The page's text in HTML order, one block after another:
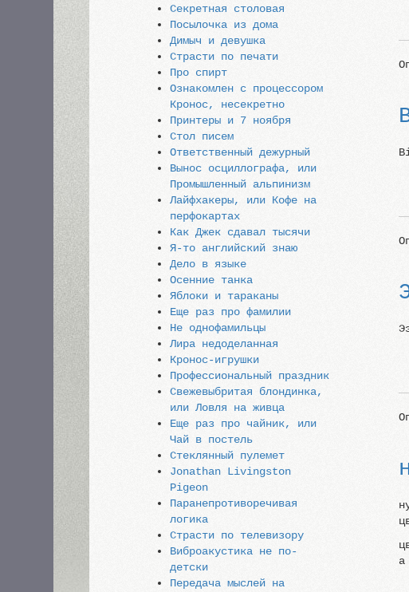
Секретная столовая
Посылочка из дома
Димыч и девушка
Страсти по печати
Про спирт
Ознакомлен с процессором
Кронос, несекретно
Принтеры и 7 ноября
Стол писем
Ответственный дежурный
Вынос осциллографа, или
Промышленный альпинизм
Лайфхакеры, или Кофе на
перфокартах
Как Джек сдавал тысячи
Я-то английский знаю
Дело в языке
Осенние танка
Яблоки и тараканы
Еще раз про фамилии
Не однофамильцы
Лира недоделанная
Кронос-игрушки
Профессиональный праздник
Свежевыбритая блондинка,
или Ловля на живца
Еще раз про чайник, или
Чай в постель
Стеклянный пулемет
Jonathan Livingston
Pigeon
Паранепротиворечивая
логика
Страсти по телевизору
Виброакустика не по-
детски
Передача мыслей на
а